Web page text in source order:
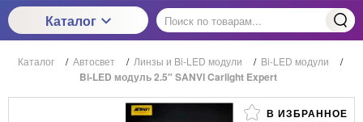
Каталог
Каталог / Автосвет / Линзы и Bi-LED модули / Bi-LED модули /
Bi-LED модуль 2.5″ SANVI Carlight Expert
В ИЗБРАННОЕ